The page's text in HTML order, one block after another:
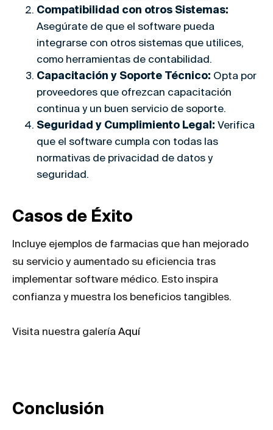
Compatibilidad con otros Sistemas:
Asegúrate de que el software pueda
integrarse con otros sistemas que utilices,
como herramientas de contabilidad.
Capacitación y Soporte Técnico: Opta por
proveedores que ofrezcan capacitación
continua y un buen servicio de soporte.
Seguridad y Cumplimiento Legal: Verifica
que el software cumpla con todas las
normativas de privacidad de datos y
seguridad.
Casos de Éxito
Incluye ejemplos de farmacias que han mejorado
su servicio y aumentado su eficiencia tras
implementar software médico. Esto inspira
confianza y muestra los beneficios tangibles.
Visita nuestra galería Aquí
Conclusión